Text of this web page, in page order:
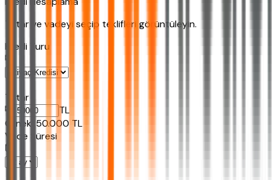
Tutar ve vadeyi seçip teklifleri görüntüleyin.
Kredi Turu
Tutar
TL
Ornek: 50.000 TL
Vade Süresi